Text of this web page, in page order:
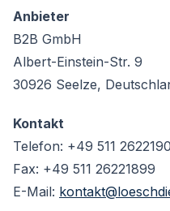
Anbieter
B2B GmbH
Albert-Einstein-Str. 9
30926 Seelze,
Kontakt
Telefon: +49 511
Fax: +49 511 26221899
E-Mail: